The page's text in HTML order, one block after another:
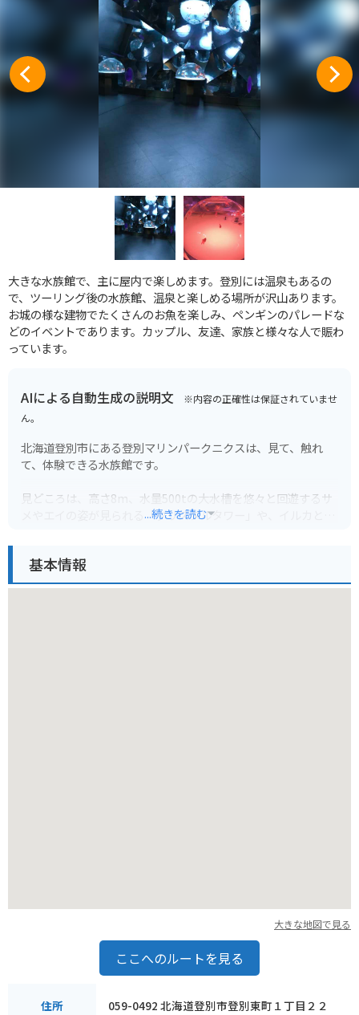
大きな水族館で、主に屋内で楽しめます。登別には温泉もあるの
で、ツーリング後の水族館、温泉と楽しめる場所が沢山あります。
お城の様な建物でたくさんのお魚を楽しみ、ペンギンのパレードな
どのイベントであります。カップル、友達、家族と様々な人で賑わ
っています。
AIによる自動生成の説明文 ※内容の正確性は保証されていませ
ん。
北海道登別市にある登別マリンパークニクスは、見て、触れ
て、体験できる水族館です。
見どころは、高さ8m、水量500tの大水槽を悠々と回遊するサ
メやエイの姿が見られる「クリスタルタワー」や、イルカとア
ペンギンやアザラシ、クラゲなど、さまざまな海の生き物たち
との出会いも楽しめます。
...続きを読む
基本情報
大きな地図で見る
ここへのルートを見る
住所 059-0492 北海道登別市登別東町１丁目２２